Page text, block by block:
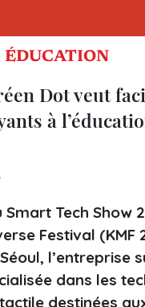
ÉDUCATION
Dot veut
à
Smart Tech Show
Festival (KMF
l’entreprise
dans les
destinées